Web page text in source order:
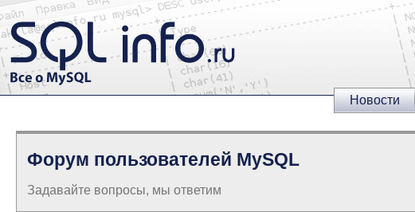
Новости
Форум пользователей MySQL
Задавайте вопросы, мы ответим